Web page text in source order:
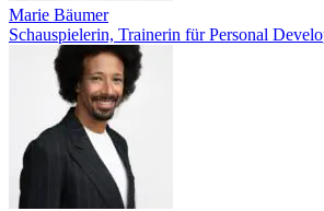
Marie Bäumer
Schauspielerin, Trainerin für Personal